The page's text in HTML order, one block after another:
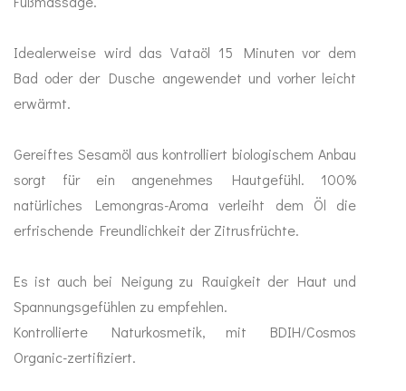
Idealerweise wird das Vataöl 15 Minuten vor dem
Bad oder der Dusche angewendet und vorher leicht
erwärmt.
Gereiftes Sesamöl aus kontrolliert biologischem Anbau
sorgt für ein angenehmes Hautgefühl. 100%
natürliches Lemongras-Aroma verleiht dem Öl die
erfrischende Freundlichkeit der Zitrusfrüchte.
Es ist auch bei Neigung zu Rauigkeit der Haut und
Spannungsgefühlen zu empfehlen.
Kontrollierte Naturkosmetik, mit BDIH/Cosmos
Organic-zertifiziert.
Bücher
Kinder
Trinkflaschen